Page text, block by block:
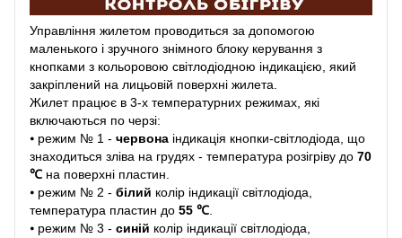
Управління жилетом проводиться за допомогою
маленького і зручного знімного блоку керування з
кнопками з кольоровою світлодіодною індикацією, який
закріплений на лицьовій поверхні жилета.
Жилет працює в 3-х температурних режимах, які
включаються по черзі:
⦁ режим № 1 - червона індикація кнопки-світлодіода, що
знаходиться зліва на грудях - температура розігріву до 70
℃ на поверхні пластин.
⦁ режим № 2 - білий колір індикації світлодіода,
температура пластин до 55 ℃.
⦁ режим № 3 - синій колір індикації світлодіода,